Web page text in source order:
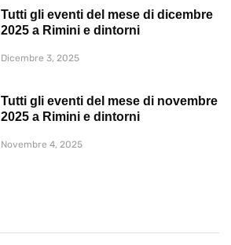
Tutti gli eventi del mese di dicembre
2025 a Rimini e dintorni
Dicembre 3, 2025
Tutti gli eventi del mese di novembre
2025 a Rimini e dintorni
Novembre 4, 2025